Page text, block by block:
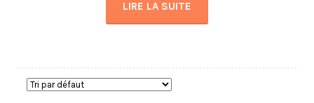
LIRE LA SUITE